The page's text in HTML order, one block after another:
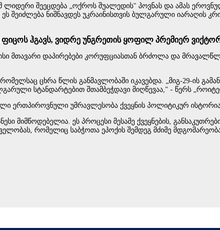
შეეცდება „ოქროს შუალედის" პოვნას და ამას
შეიძლება ნიშნავდეს უკრაინისთვის ბულგარული იარაღის
ჰგავს, ვიდრე უნგრეთის ყოფილ პრემიერ
მთავარი დაპირებები კორუფციასთან ბრძოლა და
ცხრა წლის განმავლობაში იკავებდა. „მიგ-29-ის
სტანდარტებით შთამბეჭდავი მიღწევაა," - წერს
ერთპიროვნული უმრავლესობა ქვეყნის პოლიტიკურ
მიმწოდებელია. ეს პროცესი მესამე ქვეყნების,
რომელიც საბჭოთა ეპოქის შემდეგ მძიმე